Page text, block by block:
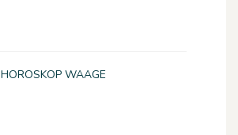
HOROSKOP WAAGE